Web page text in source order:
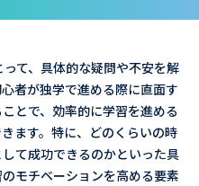
て、具体的な疑問や不安を解
者が独学で進める際に直面す
とで、効率的に学習を進める
ます。特に、どのくらいの時
て成功できるのかといった具
モチベーションを高める要素